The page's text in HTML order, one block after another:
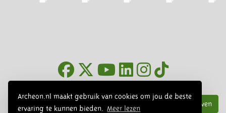
Archeon.nl maakt gebruik van cookies om jou de beste
ervaring te kunnen bieden.
Meer lezen
Inschrijven